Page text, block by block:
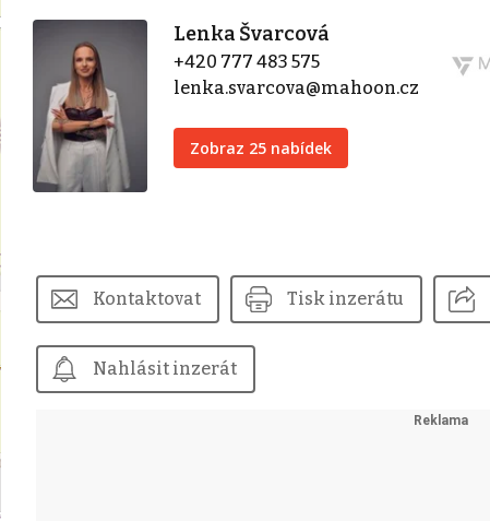
Lenka Švarcová
+420 777 483 575
lenka.svarcova@mahoon.cz
Zobraz 25 nabídek
Kontaktovat Tisk inzerátu
Nahlásit inzerát